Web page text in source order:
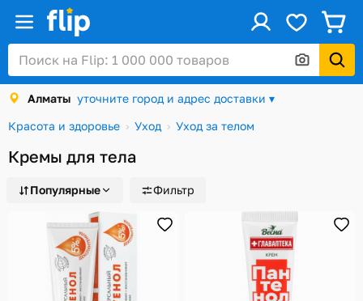
Алматы уточните город и адрес доставки ▾
Красота и здоровье
Уход Уход за телом
Кремы для тела
Популярные Фильтр
Войти / Регистрация
Каталог
Скидки и акции
Подарочные карты
Заказы
Посылки
Алматы
Корзина